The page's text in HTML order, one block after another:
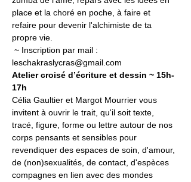
place et la choré en poche, à faire et
refaire pour devenir l'alchimiste de ta
propre vie.
leschakraslycras@gmail.com
Atelier croisé d’écriture et dessin ~ 15h-
17h
Célia Gaultier et Margot Mourrier vous
invitent à ouvrir le trait, qu'il soit texte,
tracé, figure, forme ou lettre autour de nos
corps pensants et sensibles pour
revendiquer des espaces de soin, d'amour,
de (non)sexualités, de contact, d'espèces
compagnes en lien avec des mondes